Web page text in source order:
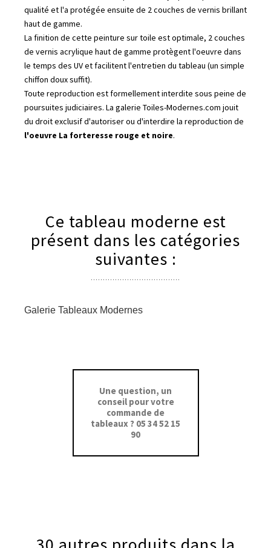
qualité et l'a protégée ensuite de 2 couches de vernis brillant
haut de gamme.
La finition de cette peinture sur toile est optimale, 2 couches
de vernis acrylique haut de gamme protègent l'oeuvre dans
le temps des UV et facilitent l'entretien du tableau (un simple
chiffon doux suffit).
Toute reproduction est formellement interdite sous peine de
poursuites judiciaires. La galerie Toiles-Modernes.com jouit
du droit exclusif d'autoriser ou d'interdire la reproduction de
l'oeuvre La forteresse rouge et noire.
Ce tableau moderne est
présent dans les catégories
suivantes :
Galerie Tableaux Modernes
Une question, un
conseil pour votre
commande de
tableaux ? 05 34 52 15
90